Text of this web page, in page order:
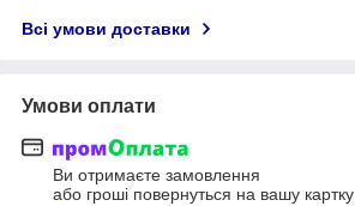
Всі умови доставки
Умови оплати
Ви отримаєте замовлення
або гроші повернуться на вашу картку